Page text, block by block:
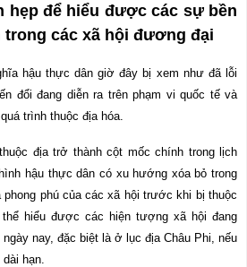
hẹp để hiểu được các sự bền
các xã hội đương đại
hậu thực dân giờ đây bị xem như đã lỗi
đổi đang diễn ra trên phạm vi quốc tế và
trình thuộc địa hóa.
địa trở thành cột mốc chính trong lịch
hậu thực dân có xu hướng xóa bỏ trong
phú của các xã hội trước khi bị thuộc
thể hiểu được các hiện tượng xã hội đang
nay, đặc biệt là ở lục địa Châu Phi, nếu
hạn.